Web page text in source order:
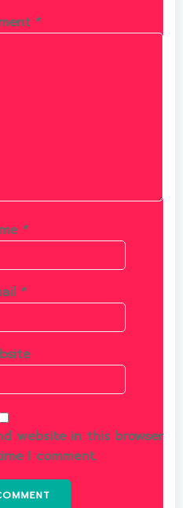
*
*
*
website in this browser
I comment.